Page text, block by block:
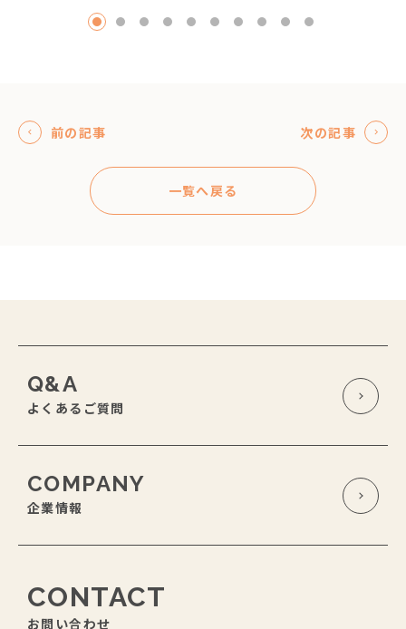
1
2 3 4 5 6 7 8
前の記事 次の記事
一覧へ戻る
Q&A
よくあるご質問
COMPANY
企業情報
CONTACT
お問い合わせ